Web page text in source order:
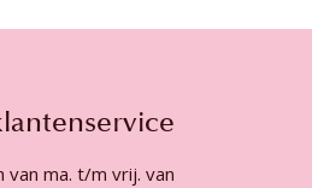
van ma. t/m vrij. van